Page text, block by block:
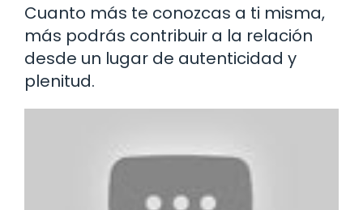
Cuanto más te conozcas a ti misma,
más podrás contribuir a la relación
desde un lugar de autenticidad y
plenitud.